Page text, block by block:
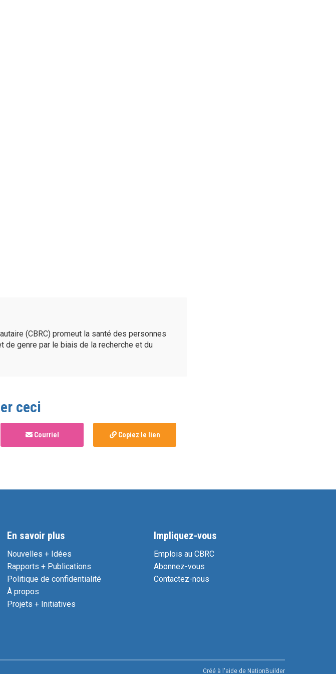
(CBRC) promeut la santé des personnes
genre par le biais de la recherche et du
ceci
Courriel Copiez le lien
En savoir plus
Nouvelles + Idées
Rapports + Publications
Politique de confidentialité
À propos
Projets + Initiatives
Impliquez-vous
Emplois au CBRC
Abonnez-vous
Contactez-nous
Créé à l'aide de NationBuilder